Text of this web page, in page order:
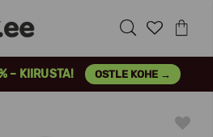
– KIIRUSTA! OSTLE KOHE →